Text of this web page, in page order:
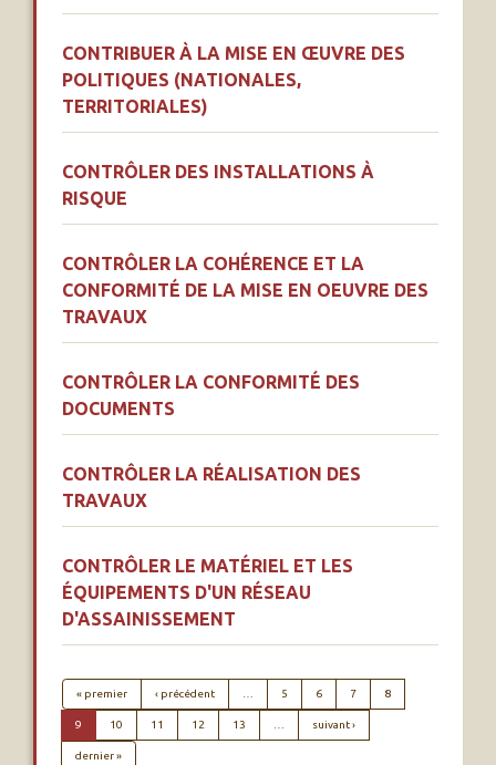
CONTRIBUER À LA MISE EN ŒUVRE DES
POLITIQUES (NATIONALES,
TERRITORIALES)
CONTRÔLER DES INSTALLATIONS À
RISQUE
CONTRÔLER LA COHÉRENCE ET LA
CONFORMITÉ DE LA MISE EN OEUVRE DES
TRAVAUX
CONTRÔLER LA CONFORMITÉ DES
DOCUMENTS
CONTRÔLER LA RÉALISATION DES
TRAVAUX
CONTRÔLER LE MATÉRIEL ET LES
ÉQUIPEMENTS D'UN RÉSEAU
D'ASSAINISSEMENT
« premierPremière page
‹ précédentPage précédente
5 6 7 8
9 10 11 12 13 suivant ›Page suivante
dernier »Dernière page